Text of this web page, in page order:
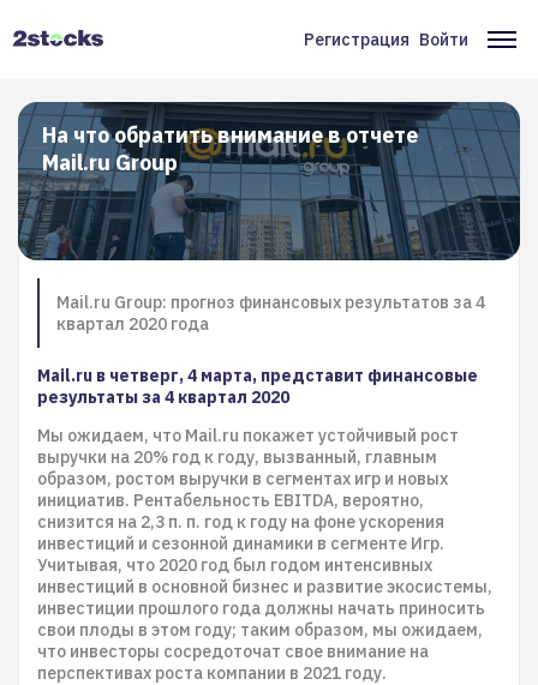
Меню
учётной
записи
пользователя
Регистрация Войти
На что обратить внимание в отчете
Mail.ru Group
Mail.ru Group: прогноз финансовых результатов за 4
квартал 2020 года
Mail.ru в четверг, 4 марта, представит финансовые
результаты за 4 квартал 2020
Мы ожидаем, что Mail.ru покажет устойчивый рост
выручки на 20% год к году, вызванный, главным
образом, ростом выручки в сегментах игр и новых
инициатив. Рентабельность EBITDA, вероятно,
снизится на 2,3 п. п. год к году на фоне ускорения
инвестиций и сезонной динамики в сегменте Игр.
Учитывая, что 2020 год был годом интенсивных
инвестиций в основной бизнес и развитие экосистемы,
инвестиции прошлого года должны начать приносить
свои плоды в этом году; таким образом, мы ожидаем,
что инвесторы сосредоточат свое внимание на
перспективах роста компании в 2021 году.